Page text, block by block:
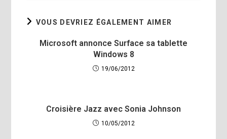
VOUS DEVRIEZ ÉGALEMENT AIMER
Microsoft annonce Surface sa tablette
Windows 8
19/06/2012
Croisière Jazz avec Sonia Johnson
10/05/2012